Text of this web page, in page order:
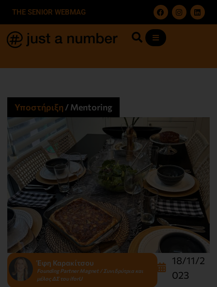
THE SENIOR WEBMAG
Υποστήριξη /Mentoring
Έφη Καρακίτσου
Founding Partner Magnet / Συνιδρύτρια και
μέλος ΔΣ του iforU
18/11/2
023